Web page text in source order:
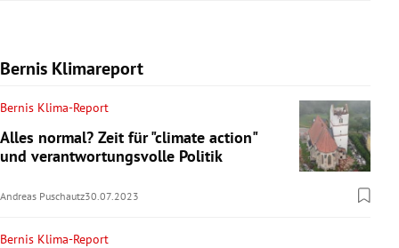
Bernis Klimareport
Bernis Klima-Report
Alles normal? Zeit für "climate action"
und verantwortungsvolle Politik
Andreas Puschautz30.07.2023
Bernis Klima-Report